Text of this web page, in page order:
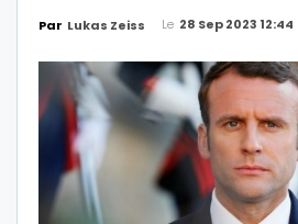
Par Lukas Zeiss Le 28 Sep 2023 12:44